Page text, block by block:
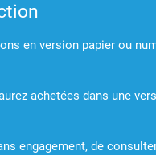
en version papier ou
achetées dans une
engagement, de